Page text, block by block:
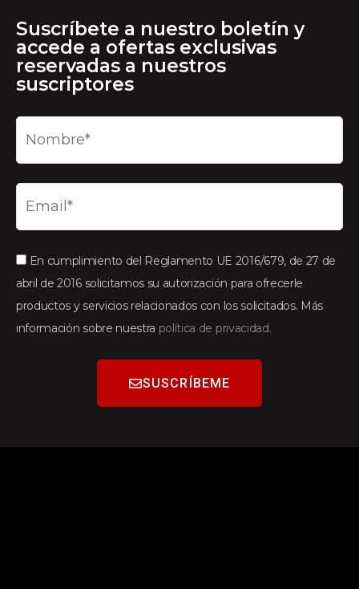
Suscríbete a nuestro boletín y
accede a ofertas exclusivas
reservadas a nuestros
suscriptores
En cumplimiento del Reglamento UE 2016/679, de 27 de
abril de 2016 solicitamos su autorización para ofrecerle
productos y servicios relacionados con los solicitados. Más
información sobre nuestra política de privacidad.
SUSCRÍBEME